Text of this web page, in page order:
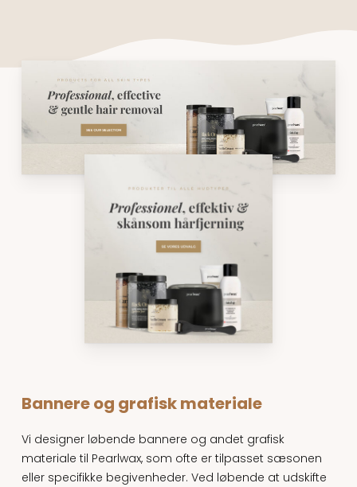
Bannere og grafisk materiale
Vi designer løbende bannere og andet grafisk
materiale til Pearlwax, som ofte er tilpasset sæsonen
eller specifikke begivenheder. Ved løbende at udskifte